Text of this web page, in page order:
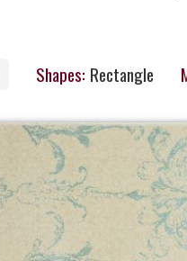
Shapes: Rectangle